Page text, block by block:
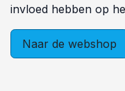
invloed hebben op
Naar de webshop